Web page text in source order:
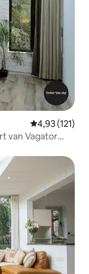
Gemiddelde
4,93 (121)
van Vagator